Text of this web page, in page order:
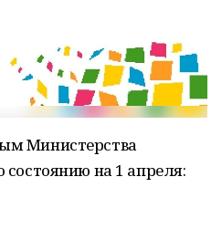
Министерства
состоянию на 1 апреля: